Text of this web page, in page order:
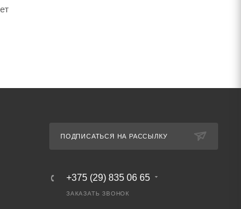
ПОДПИСАТЬСЯ НА РАССЫЛКУ
+375 (29) 835 06 65
ЗАКАЗАТЬ ЗВОНОК